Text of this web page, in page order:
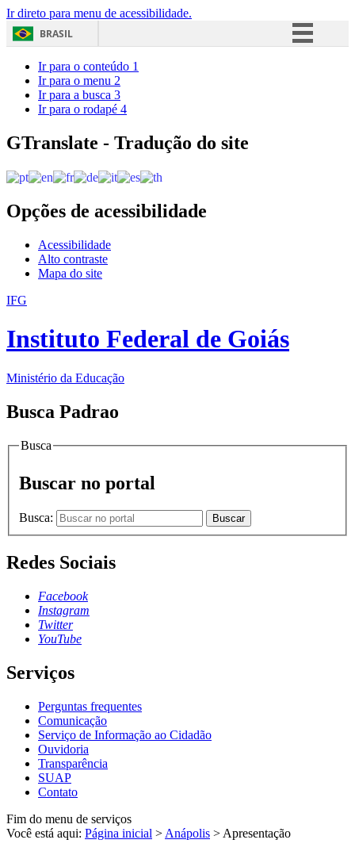
Ir direto para menu de acessibilidade.
BRASIL
Acesso à informação
Ir para o conteúdo 1
Ir para o menu 2
Ir para a busca 3
Ir para o rodapé 4
GTranslate - Tradução do site
Opções de acessibilidade
Acessibilidade
Alto contraste
Mapa do site
IFG
Instituto Federal de Goiás
Ministério da Educação
Busca Padrao
Busca
Buscar no portal
Busca: Buscar
Redes Sociais
Facebook
Instagram
Twitter
YouTube
Serviços
Perguntas frequentes
Comunicação
Serviço de Informação ao Cidadão
Ouvidoria
Transparência
SUAP
Contato
Fim do menu de serviços
Você está aqui: Página inicial > Anápolis > Apresentação